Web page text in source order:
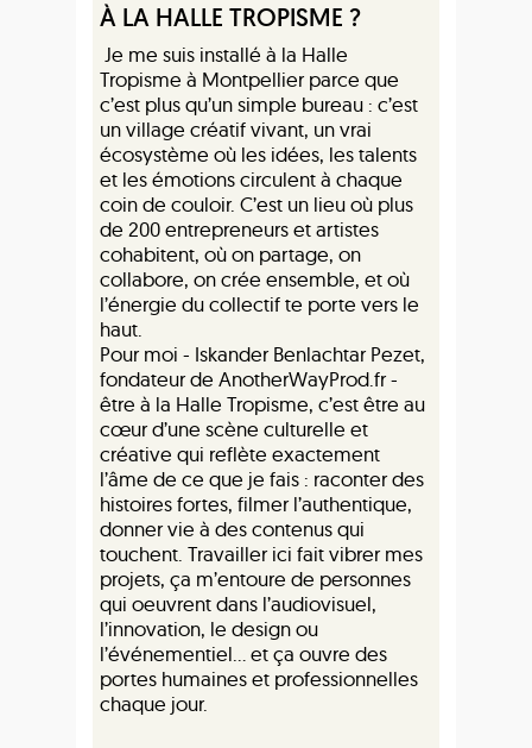
À LA HALLE TROPISME ?
Je me suis installé à la Halle
Tropisme à Montpellier parce que
c’est plus qu’un simple bureau : c’est
un village créatif vivant, un vrai
écosystème où les idées, les talents
et les émotions circulent à chaque
coin de couloir. C’est un lieu où plus
de 200 entrepreneurs et artistes
cohabitent, où on partage, on
collabore, on crée ensemble, et où
l’énergie du collectif te porte vers le
haut.
Pour moi - Iskander Benlachtar Pezet,
fondateur de AnotherWayProd.fr -
être à la Halle Tropisme, c’est être au
cœur d’une scène culturelle et
créative qui reflète exactement
l’âme de ce que je fais : raconter des
histoires fortes, filmer l’authentique,
donner vie à des contenus qui
touchent. Travailler ici fait vibrer mes
projets, ça m’entoure de personnes
qui oeuvrent dans l’audiovisuel,
l’innovation, le design ou
l’événementiel… et ça ouvre des
portes humaines et professionnelles
chaque jour.